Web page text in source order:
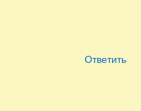
Ответить